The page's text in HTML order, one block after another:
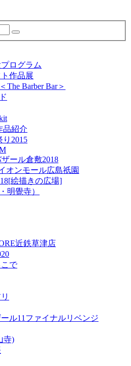
ログラム
作品展
The Barber Bar＞
品紹介
り2015
ール倉敷2018
オンモール広島祇園
絵描きの広場]
明覺寺）
近鉄草津店
で
ル11ファイナルリベンジ
寺)